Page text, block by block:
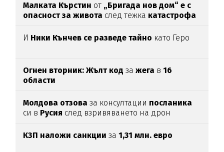
Малката Кърстин от „Бригада нов дом“ е с
опасност за живота след тежка катастрофа
И Ники Кънчев се разведе тайно като Геро
Огнен вторник: Жълт кодзажега в16
области
Молдова отзова за консултации посланика
си в Русия след взривяването на дрон
КЗП наложи санкции за1,31 млн. евро